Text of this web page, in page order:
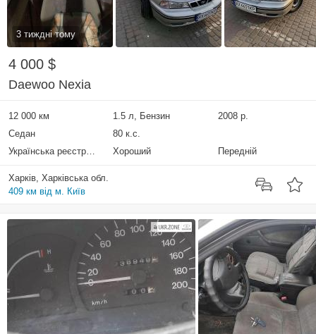
3 тиждні тому
4 000 $
Daewoo Nexia
12 000 км 1.5 л, Бензин
2008 р.
Седан
80 к.с.
Українська реєстрація
Хороший Передній
Харків, Харківська обл.
409 км від м. Київ